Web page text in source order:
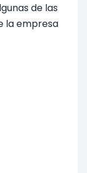
de las
la empresa